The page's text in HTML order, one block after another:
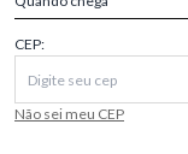
CEP:
Não sei meu CEP